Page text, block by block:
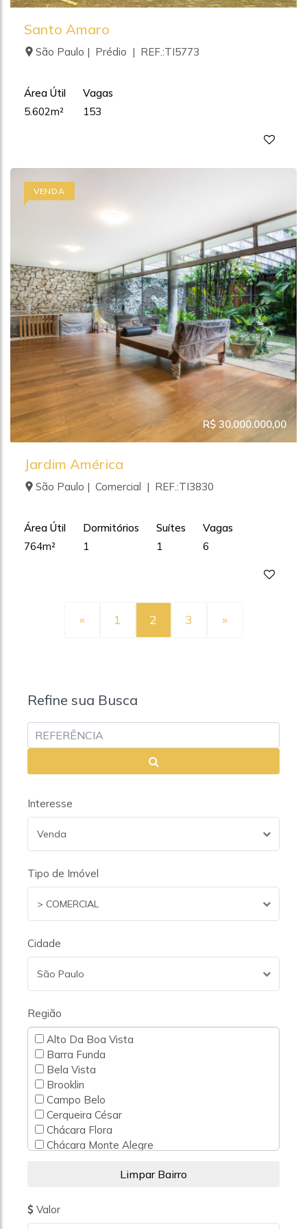
Santo Amaro
São Paulo | Prédio | REF.:TI5773
Área Útil
5.602m²
Vagas
153
VENDA
R$ 30.000.000,00
Jardim América
São Paulo | Comercial | REF.:TI3830
Área Útil
764m²
Dormitórios
1
Suítes
1
Vagas
6
« 1 2 3 »
Refine sua Busca
Interesse
Venda
Tipo de Imóvel
> COMERCIAL
Cidade
São Paulo
Região
Alto Da Boa Vista
Barra Funda
Bela Vista
Brooklin
Campo Belo
Cerqueira César
Chácara Flora
Chácara Monte Alegre
Cidade Ademar
Cidade Jardim
Consolação
Valor